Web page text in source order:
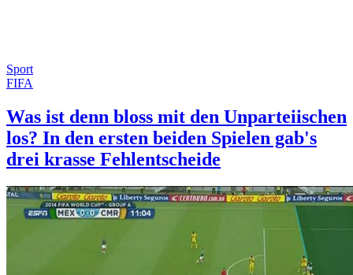
Sport
FIFA
Was ist denn bloss mit den Unparteiischen
los? In den ersten beiden Spielen gab's
drei krasse Fehlentscheide